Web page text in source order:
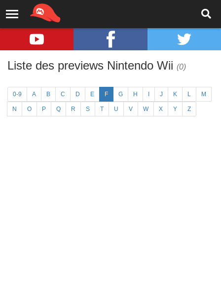
Liste des previews Nintendo Wii (0)
0-9 A B C D E F G H J K L M
N O P Q R S T U V W X Y Z